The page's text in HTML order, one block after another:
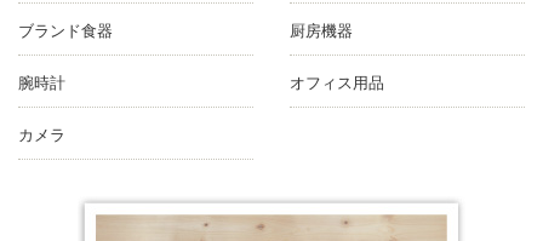
ブランド食器
腕時計
カメラ
厨房機器
オフィス用品